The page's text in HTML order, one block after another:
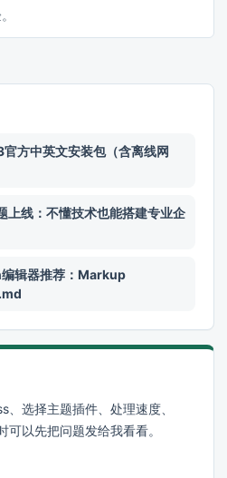
方中英文安装包（含离线网
线：不懂技术也能搭建专业企
辑器推荐：Markup
选择主题插件、处理速度、
可以先把问题发给我看看。